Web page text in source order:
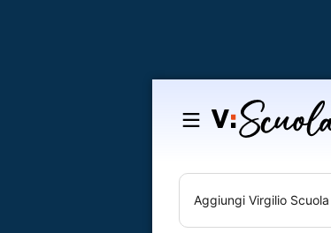
Salta
contenuto
Aggiungi Virgilio Scuola